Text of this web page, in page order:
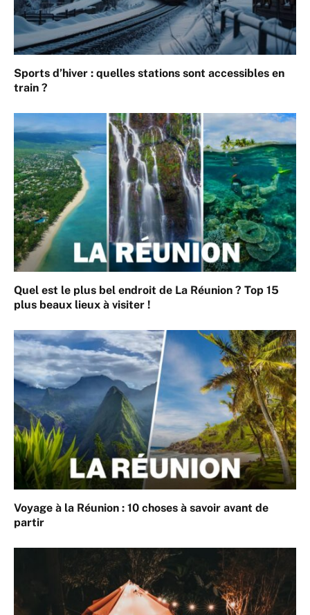
Sports d’hiver : quelles stations sont accessibles en
train ?
Quel est le plus bel endroit de La Réunion ? Top 15
plus beaux lieux à visiter !
Voyage à la Réunion : 10 choses à savoir avant de
partir